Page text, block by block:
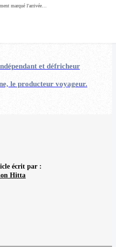
marqué l'arrivée…
et défricheur
le producteur voyageur.
écrit par :
Hitta